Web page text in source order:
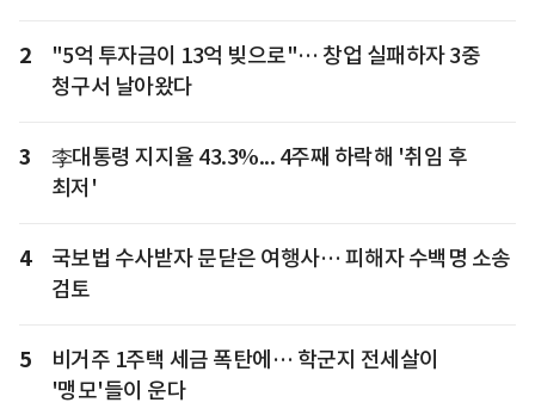
2
"5억 투자금이 13억 빚으로"… 창업 실패하자 3중
청구서 날아왔다
3
李대통령 지지율 43.3%... 4주째 하락해 '취임 후
최저'
4
국보법 수사받자 문닫은 여행사… 피해자 수백명 소송
검토
5
비거주 1주택 세금 폭탄에… 학군지 전세살이
'맹모'들이 운다